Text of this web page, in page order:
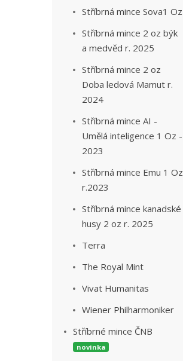
Stříbrná mince Sova1 Oz
Stříbrná mince 2 oz býk
a medvěd r. 2025
Stříbrná mince 2 oz
Doba ledová Mamut r.
2024
Stříbrná mince AI -
Umělá inteligence 1 Oz -
2023
Stříbrná mince Emu 1 Oz
r.2023
Stříbrná mince kanadské
husy 2 oz r. 2025
Terra
The Royal Mint
Vivat Humanitas
Wiener Philharmoniker
Stříbrné mince ČNB
novinka